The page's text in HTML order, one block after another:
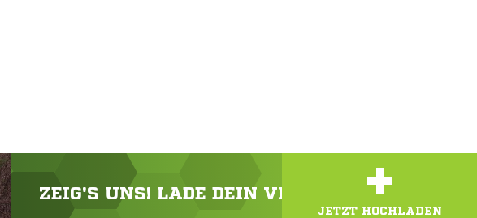
ZEIG'S UNS! LADE DEIN VIDEO ODER FOTO
+
JETZT HOCHLADEN